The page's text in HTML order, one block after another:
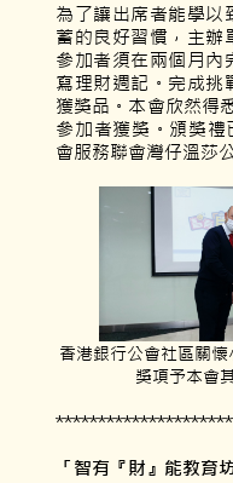
為了讓出席者能學以
蓄的良好習慣，主辦
參加者須在兩個月內
寫理財週記。完成挑
獲獎品。本會欣然得
參加者獲獎。頒獎
會服務聯會灣仔溫莎
香港銀行公會社區關
獎項予本會
「智有『財』能教育